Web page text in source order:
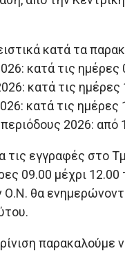
κατά τα
κατά τις
κατά τις
κατά τις
2026:
τις εγγραφές στο
09.00 μέχρι
θα
παρακαλούμε